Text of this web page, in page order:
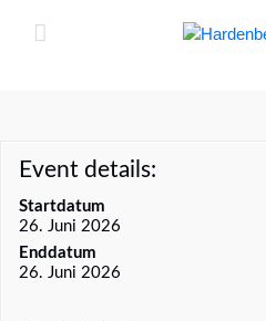
Event details:
Startdatum
26. Juni 2026
Enddatum
26. Juni 2026